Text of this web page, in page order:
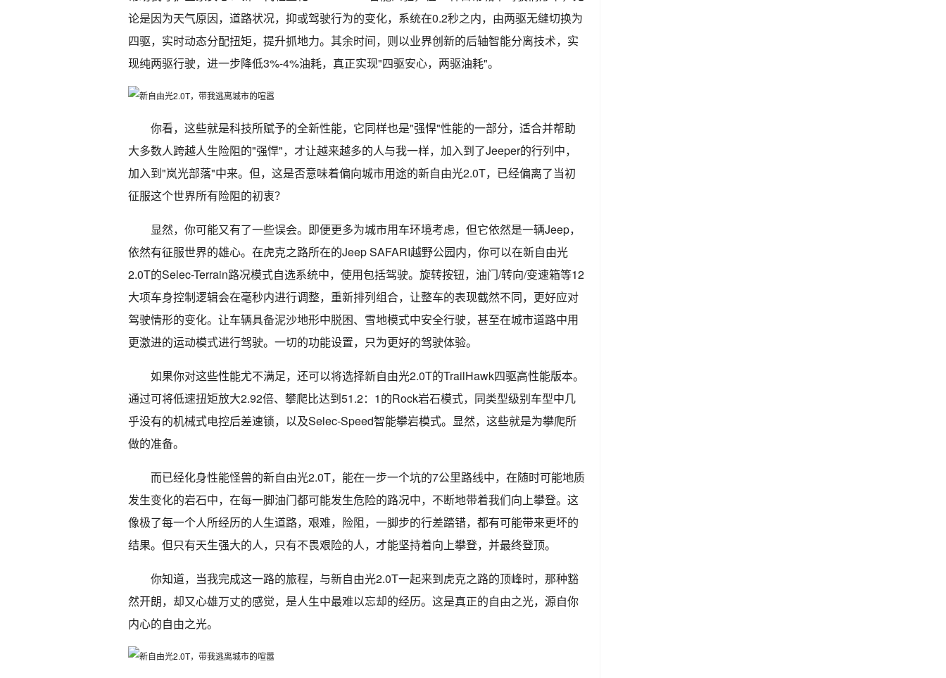
论是因为天气原因，道路状况，抑或驾驶行为的变化，系统在0.2秒之内，由两驱无缝切换为
四驱，实时动态分配扭矩，提升抓地力。其余时间，则以业界创新的后轴智能分离技术，实
现纯两驱行驶，进一步降低3%-4%油耗，真正实现"四驱安心，两驱油耗"。
你看，这些就是科技所赋予的全新性能，它同样也是"强悍"性能的一部分，适合并帮助
大多数人跨越人生险阻的"强悍"，才让越来越多的人与我一样，加入到了Jeeper的行列中，
加入到"岚光部落"中来。但，这是否意味着偏向城市用途的新自由光2.0T，已经偏离了当初
征服这个世界所有险阻的初衷？
显然，你可能又有了一些误会。即便更多为城市用车环境考虑，但它依然是一辆Jeep，
依然有征服世界的雄心。在虎克之路所在的Jeep SAFARI越野公园内，你可以在新自由光
2.0T的Selec-Terrain路况模式自选系统中，使用包括驾驶。旋转按钮，油门/转向/变速箱等12
大项车身控制逻辑会在毫秒内进行调整，重新排列组合，让整车的表现截然不同，更好应对
驾驶情形的变化。让车辆具备泥沙地形中脱困、雪地模式中安全行驶，甚至在城市道路中用
更激进的运动模式进行驾驶。一切的功能设置，只为更好的驾驶体验。
如果你对这些性能尤不满足，还可以将选择新自由光2.0T的TrailHawk四驱高性能版本。
通过可将低速扭矩放大2.92倍、攀爬比达到51.2：1的Rock岩石模式，同类型级别车型中几
乎没有的机械式电控后差速锁，以及Selec-Speed智能攀岩模式。显然，这些就是为攀爬所
做的准备。
而已经化身性能怪兽的新自由光2.0T，能在一步一个坑的7公里路线中，在随时可能地质
发生变化的岩石中，在每一脚油门都可能发生危险的路况中，不断地带着我们向上攀登。这
像极了每一个人所经历的人生道路，艰难，险阻，一脚步的行差踏错，都有可能带来更坏的
结果。但只有天生强大的人，只有不畏艰险的人，才能坚持着向上攀登，并最终登顶。
你知道，当我完成这一路的旅程，与新自由光2.0T一起来到虎克之路的顶峰时，那种豁
然开朗，却又心雄万丈的感觉，是人生中最难以忘却的经历。这是真正的自由之光，源自你
内心的自由之光。